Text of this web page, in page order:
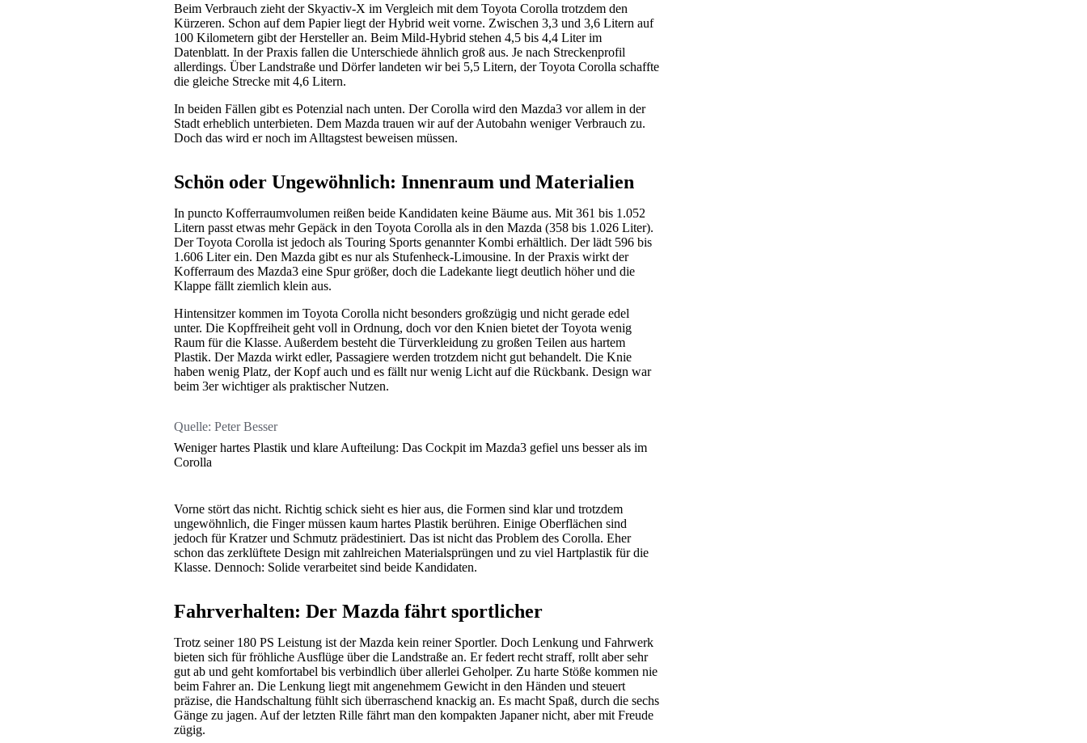
Beim Verbrauch zieht der Skyactiv-X im Vergleich mit dem Toyota Corolla trotzdem den
Kürzeren. Schon auf dem Papier liegt der Hybrid weit vorne. Zwischen 3,3 und 3,6 Litern auf
100 Kilometern gibt der Hersteller an. Beim Mild-Hybrid stehen 4,5 bis 4,4 Liter im
Datenblatt. In der Praxis fallen die Unterschiede ähnlich groß aus. Je nach Streckenprofil
allerdings. Über Landstraße und Dörfer landeten wir bei 5,5 Litern, der Toyota Corolla schaffte
die gleiche Strecke mit 4,6 Litern.
In beiden Fällen gibt es Potenzial nach unten. Der Corolla wird den Mazda3 vor allem in der
Stadt erheblich unterbieten. Dem Mazda trauen wir auf der Autobahn weniger Verbrauch zu.
Doch das wird er noch im Alltagstest beweisen müssen.
Schön oder Ungewöhnlich: Innenraum und Materialien
In puncto Kofferraumvolumen reißen beide Kandidaten keine Bäume aus. Mit 361 bis 1.052
Litern passt etwas mehr Gepäck in den Toyota Corolla als in den Mazda (358 bis 1.026 Liter).
Der Toyota Corolla ist jedoch als Touring Sports genannter Kombi erhältlich. Der lädt 596 bis
1.606 Liter ein. Den Mazda gibt es nur als Stufenheck-Limousine. In der Praxis wirkt der
Kofferraum des Mazda3 eine Spur größer, doch die Ladekante liegt deutlich höher und die
Klappe fällt ziemlich klein aus.
Hintensitzer kommen im Toyota Corolla nicht besonders großzügig und nicht gerade edel
unter. Die Kopffreiheit geht voll in Ordnung, doch vor den Knien bietet der Toyota wenig
Raum für die Klasse. Außerdem besteht die Türverkleidung zu großen Teilen aus hartem
Plastik. Der Mazda wirkt edler, Passagiere werden trotzdem nicht gut behandelt. Die Knie
haben wenig Platz, der Kopf auch und es fällt nur wenig Licht auf die Rückbank. Design war
beim 3er wichtiger als praktischer Nutzen.
Quelle: Peter Besser
Weniger hartes Plastik und klare Aufteilung: Das Cockpit im Mazda3 gefiel uns besser als im
Corolla
Vorne stört das nicht. Richtig schick sieht es hier aus, die Formen sind klar und trotzdem
ungewöhnlich, die Finger müssen kaum hartes Plastik berühren. Einige Oberflächen sind
jedoch für Kratzer und Schmutz prädestiniert. Das ist nicht das Problem des Corolla. Eher
schon das zerklüftete Design mit zahlreichen Materialsprüngen und zu viel Hartplastik für die
Klasse. Dennoch: Solide verarbeitet sind beide Kandidaten.
Fahrverhalten: Der Mazda fährt sportlicher
Trotz seiner 180 PS Leistung ist der Mazda kein reiner Sportler. Doch Lenkung und Fahrwerk
bieten sich für fröhliche Ausflüge über die Landstraße an. Er federt recht straff, rollt aber sehr
gut ab und geht komfortabel bis verbindlich über allerlei Geholper. Zu harte Stöße kommen nie
beim Fahrer an. Die Lenkung liegt mit angenehmem Gewicht in den Händen und steuert
präzise, die Handschaltung fühlt sich überraschend knackig an. Es macht Spaß, durch die sechs
Gänge zu jagen. Auf der letzten Rille fährt man den kompakten Japaner nicht, aber mit Freude
zügig.